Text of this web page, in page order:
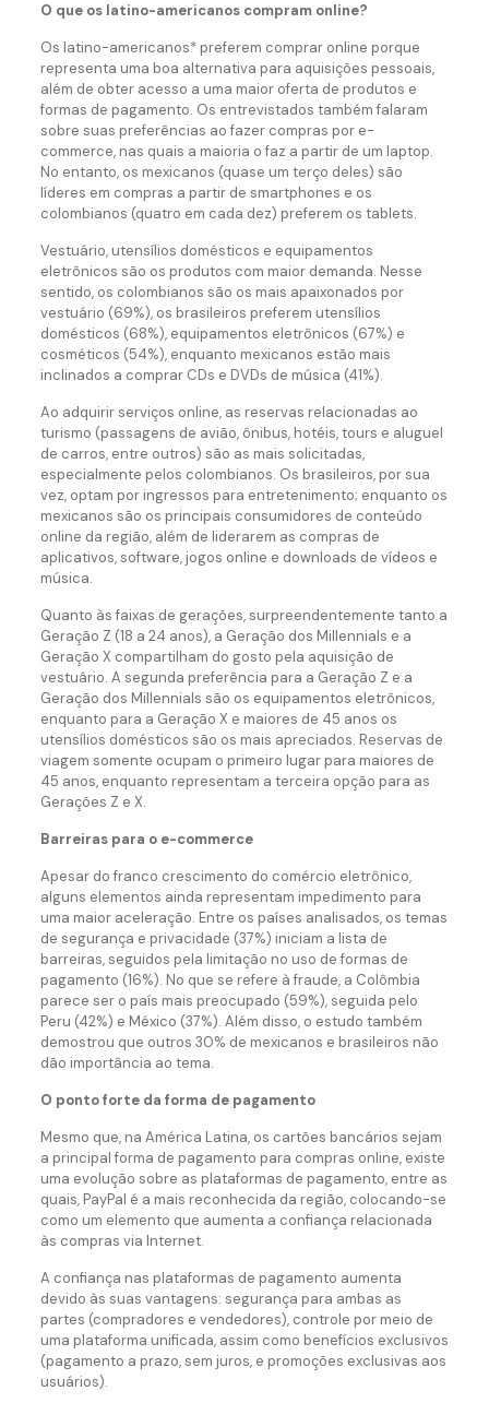
O que os latino-americanos compram online?
Os latino-americanos* preferem comprar online porque
representa uma boa alternativa para aquisições pessoais,
além de obter acesso a uma maior oferta de produtos e
formas de pagamento. Os entrevistados também falaram
sobre suas preferências ao fazer compras por e-
commerce, nas quais a maioria o faz a partir de um laptop.
No entanto, os mexicanos (quase um terço deles) são
líderes em compras a partir de smartphones e os
colombianos (quatro em cada dez) preferem os tablets.
Vestuário, utensílios domésticos e equipamentos
eletrônicos são os produtos com maior demanda. Nesse
sentido, os colombianos são os mais apaixonados por
vestuário (69%), os brasileiros preferem utensílios
domésticos (68%), equipamentos eletrônicos (67%) e
cosméticos (54%), enquanto mexicanos estão mais
inclinados a comprar CDs e DVDs de música (41%).
Ao adquirir serviços online, as reservas relacionadas ao
turismo (passagens de avião, ônibus, hotéis, tours e aluguel
de carros, entre outros) são as mais solicitadas,
especialmente pelos colombianos. Os brasileiros, por sua
vez, optam por ingressos para entretenimento; enquanto os
mexicanos são os principais consumidores de conteúdo
online da região, além de liderarem as compras de
aplicativos, software, jogos online e downloads de vídeos e
música.
Quanto às faixas de gerações, surpreendentemente tanto a
Geração Z (18 a 24 anos), a Geração dos Millennials e a
Geração X compartilham do gosto pela aquisição de
vestuário. A segunda preferência para a Geração Z e a
Geração dos Millennials são os equipamentos eletrônicos,
enquanto para a Geração X e maiores de 45 anos os
utensílios domésticos são os mais apreciados. Reservas de
viagem somente ocupam o primeiro lugar para maiores de
45 anos, enquanto representam a terceira opção para as
Gerações Z e X.
Barreiras para o e-commerce
Apesar do franco crescimento do comércio eletrônico,
alguns elementos ainda representam impedimento para
uma maior aceleração. Entre os países analisados, os temas
de segurança e privacidade (37%) iniciam a lista de
barreiras, seguidos pela limitação no uso de formas de
pagamento (16%). No que se refere à fraude, a Colômbia
parece ser o país mais preocupado (59%), seguida pelo
Peru (42%) e México (37%). Além disso, o estudo também
demostrou que outros 30% de mexicanos e brasileiros não
dão importância ao tema.
O ponto forte da forma de pagamento
Mesmo que, na América Latina, os cartões bancários sejam
a principal forma de pagamento para compras online, existe
uma evolução sobre as plataformas de pagamento, entre as
quais, PayPal é a mais reconhecida da região, colocando-se
como um elemento que aumenta a confiança relacionada
às compras via Internet.
A confiança nas plataformas de pagamento aumenta
devido às suas vantagens: segurança para ambas as
partes (compradores e vendedores), controle por meio de
uma plataforma unificada, assim como benefícios exclusivos
(pagamento a prazo, sem juros, e promoções exclusivas aos
usuários).